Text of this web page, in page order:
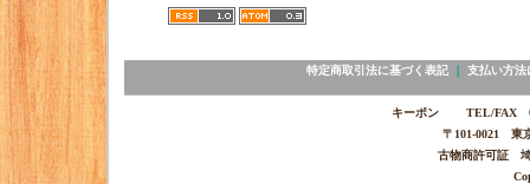
特定商取引法に基づく表記｜ 支払い方法
キーポン TEL/FAX
〒101-0021 東
古物商許可証